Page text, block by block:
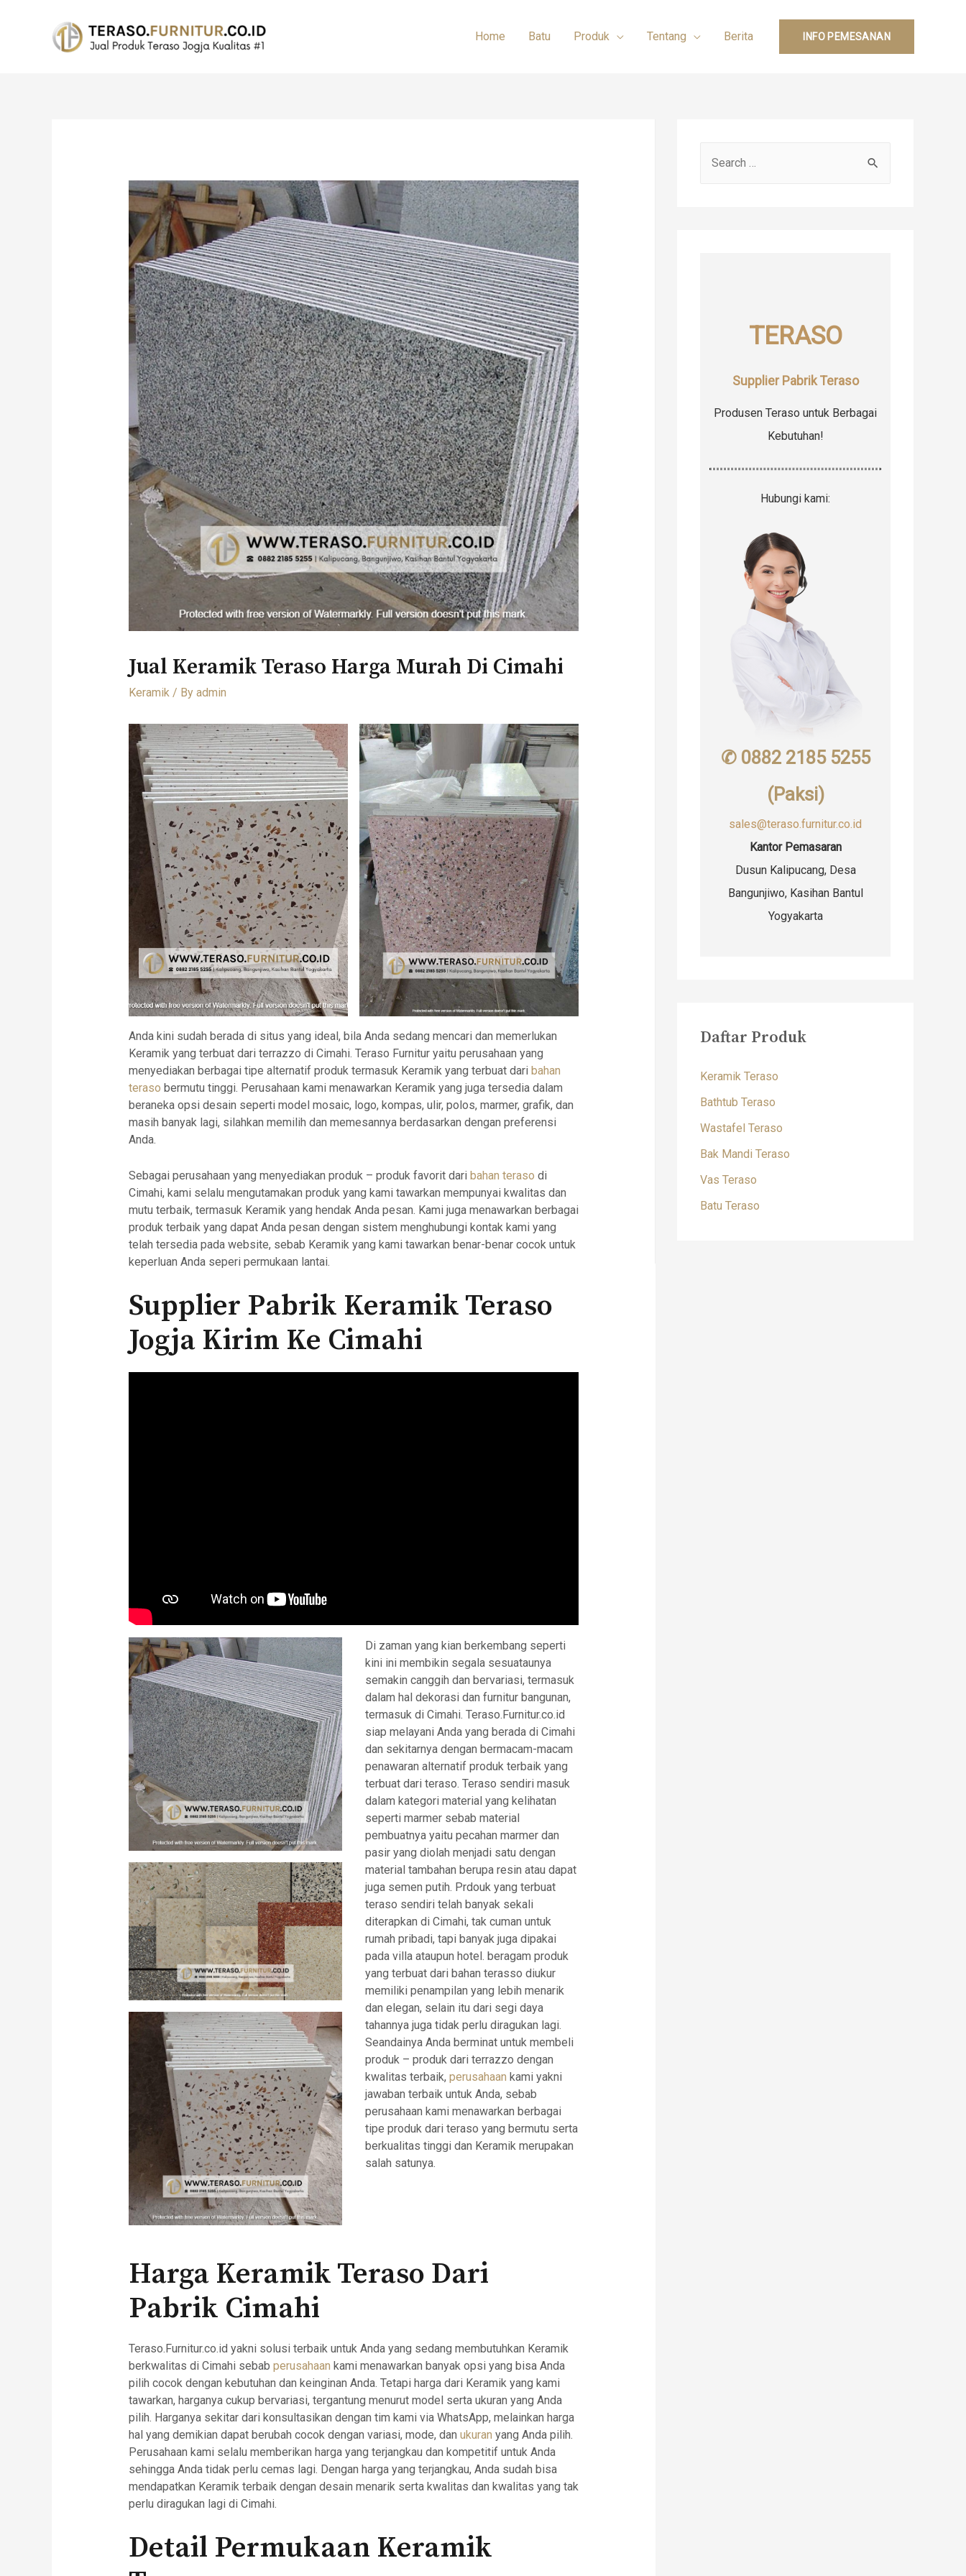
Home Batu Produk Tentang Berita INFO PEMESANAN
Jual Keramik Teraso Harga Murah Di Cimahi
Keramik/ By admin
Anda kini sudah berada di situs yang ideal, bila Anda sedang mencari dan memerlukan
Keramik yang terbuat dari terrazzo di Cimahi. Teraso Furnitur yaitu perusahaan yang
menyediakan berbagai tipe alternatif produk termasuk Keramik yang terbuat dari bahan
teraso bermutu tinggi. Perusahaan kami menawarkan Keramik yang juga tersedia dalam
beraneka opsi desain seperti model mosaic, logo, kompas, ulir, polos, marmer, grafik, dan
masih banyak lagi, silahkan memilih dan memesannya berdasarkan dengan preferensi
Anda.
Sebagai perusahaan yang menyediakan produk – produk favorit dari bahan teraso di
Cimahi, kami selalu mengutamakan produk yang kami tawarkan mempunyai kwalitas dan
mutu terbaik, termasuk Keramik yang hendak Anda pesan. Kami juga menawarkan berbagai
produk terbaik yang dapat Anda pesan dengan sistem menghubungi kontak kami yang
telah tersedia pada website, sebab Keramik yang kami tawarkan benar-benar cocok untuk
keperluan Anda seperi permukaan lantai.
Supplier Pabrik Keramik Teraso
Jogja Kirim Ke Cimahi
Di zaman yang kian berkembang seperti
kini ini membikin segala sesuataunya
semakin canggih dan bervariasi, termasuk
dalam hal dekorasi dan furnitur bangunan,
termasuk di Cimahi. Teraso.Furnitur.co.id
siap melayani Anda yang berada di Cimahi
dan sekitarnya dengan bermacam-macam
penawaran alternatif produk terbaik yang
terbuat dari teraso. Teraso sendiri masuk
dalam kategori material yang kelihatan
seperti marmer sebab material
pembuatnya yaitu pecahan marmer dan
pasir yang diolah menjadi satu dengan
material tambahan berupa resin atau dapat
juga semen putih. Prdouk yang terbuat
teraso sendiri telah banyak sekali
diterapkan di Cimahi, tak cuman untuk
rumah pribadi, tapi banyak juga dipakai
pada villa ataupun hotel. beragam produk
yang terbuat dari bahan terasso diukur
memiliki penampilan yang lebih menarik
dan elegan, selain itu dari segi daya
tahannya juga tidak perlu diragukan lagi.
Seandainya Anda berminat untuk membeli
produk – produk dari terrazzo dengan
kwalitas terbaik, perusahaan kami yakni
jawaban terbaik untuk Anda, sebab
perusahaan kami menawarkan berbagai
tipe produk dari teraso yang bermutu serta
berkualitas tinggi dan Keramik merupakan
salah satunya.
Harga Keramik Teraso Dari
Pabrik Cimahi
Teraso.Furnitur.co.id yakni solusi terbaik untuk Anda yang sedang membutuhkan Keramik
berkwalitas di Cimahi sebab perusahaan kami menawarkan banyak opsi yang bisa Anda
pilih cocok dengan kebutuhan dan keinginan Anda. Tetapi harga dari Keramik yang kami
tawarkan, harganya cukup bervariasi, tergantung menurut model serta ukuran yang Anda
pilih. Harganya sekitar dari konsultasikan dengan tim kami via WhatsApp, melainkan harga
hal yang demikian dapat berubah cocok dengan variasi, mode, dan ukuran yang Anda pilih.
Perusahaan kami selalu memberikan harga yang terjangkau dan kompetitif untuk Anda
sehingga Anda tidak perlu cemas lagi. Dengan harga yang terjangkau, Anda sudah bisa
mendapatkan Keramik terbaik dengan desain menarik serta kwalitas dan kwalitas yang tak
perlu diragukan lagi di Cimahi.
Detail Permukaan Keramik
TERASO
Supplier Pabrik Teraso
Produsen Teraso untuk Berbagai
Kebutuhan!
Hubungi kami:
✆ 0882 2185 5255
(Paksi)
sales@teraso.furnitur.co.id
Kantor Pemasaran
Dusun Kalipucang, Desa
Bangunjiwo, Kasihan Bantul
Yogyakarta
Daftar Produk
Keramik Teraso
Bathtub Teraso
Wastafel Teraso
Bak Mandi Teraso
Vas Teraso
Batu Teraso